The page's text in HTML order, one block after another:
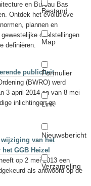
Bestand
Map
Formulier
Link
Nieuwsbericht
Verzameling
en Bureau Bas
Ontdek het evolutieve
plannen en
doelstellingen
definiëren.
publiciteit
(BWRO) werd
3 april 2014 en van 8 mei
inlichtingen en
wijziging van het
GGB Heizel
op 2 mei 2013 een
als antwoord op de